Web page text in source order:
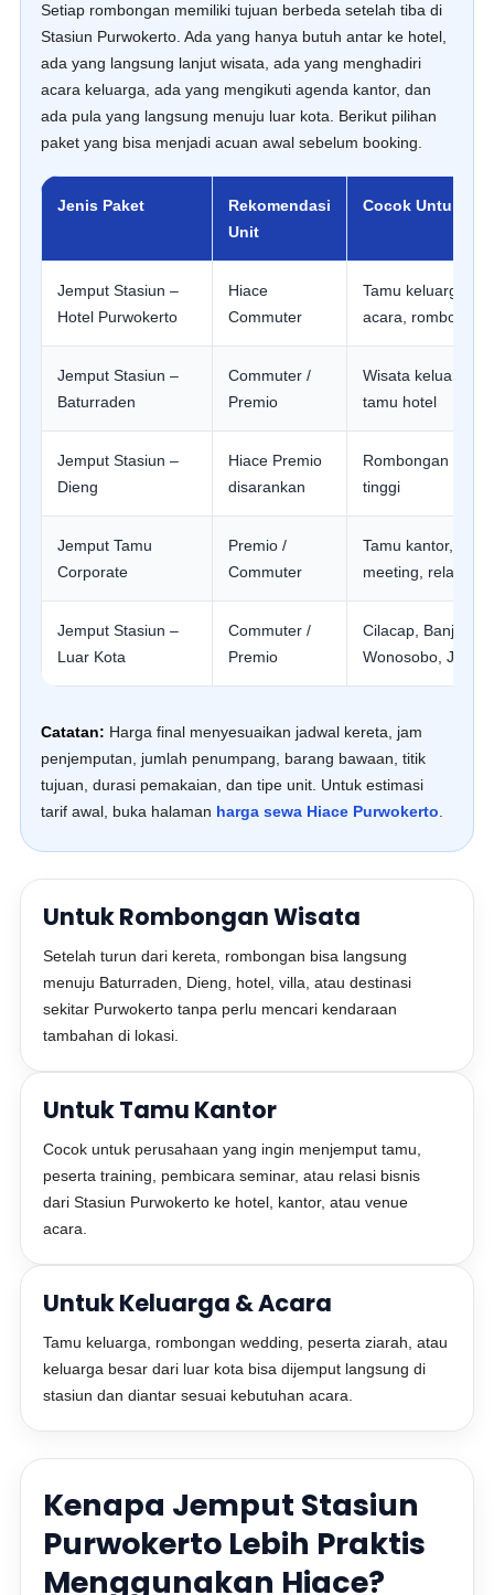
Setiap rombongan memiliki tujuan berbeda setelah tiba di
Stasiun Purwokerto. Ada yang hanya butuh antar ke hotel,
ada yang langsung lanjut wisata, ada yang menghadiri
acara keluarga, ada yang mengikuti agenda kantor, dan
ada pula yang langsung menuju luar kota. Berikut pilihan
paket yang bisa menjadi acuan awal sebelum booking.
Jenis Paket
Rekomendasi
Unit
Cocok Untuk
Jemput Stasiun –
Hotel Purwokerto
Hiace
Commuter
Tamu keluarga,
acara,
Jemput Stasiun –
Baturraden
Commuter /
Premio
Wisata keluarga,
tamu hotel
Jemput Stasiun –
Dieng
Hiace Premio
disarankan
Rombongan
tinggi
Jemput Tamu
Corporate
Premio /
Commuter
Tamu kantor,
meeting, relasi
Jemput Stasiun –
Luar Kota
Commuter /
Premio
Cilacap,
Wonosobo, Jogja,
Catatan: Harga final menyesuaikan jadwal kereta, jam
penjemputan, jumlah penumpang, barang bawaan, titik
tujuan, durasi pemakaian, dan tipe unit. Untuk estimasi
tarif awal, buka halaman harga sewa Hiace Purwokerto
Untuk Rombongan Wisata
Setelah turun dari kereta, rombongan bisa langsung
menuju Baturraden, Dieng, hotel, villa, atau destinasi
sekitar Purwokerto tanpa perlu mencari kendaraan
tambahan di lokasi.
Untuk Tamu Kantor
Cocok untuk perusahaan yang ingin menjemput tamu,
peserta training, pembicara seminar, atau relasi bisnis
dari Stasiun Purwokerto ke hotel, kantor, atau venue
acara.
Untuk Keluarga & Acara
Tamu keluarga, rombongan wedding, peserta ziarah, atau
keluarga besar dari luar kota bisa dijemput langsung di
stasiun dan diantar sesuai kebutuhan acara.
Kenapa Jemput Stasiun
Purwokerto Lebih Praktis
Menggunakan Hiace?